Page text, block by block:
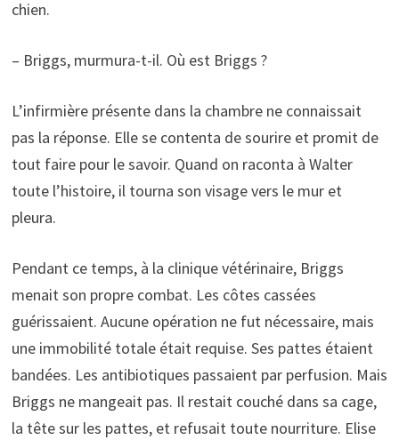
chien.
– Briggs, murmura-t-il. Où est Briggs ?
L’infirmière présente dans la chambre ne connaissait
pas la réponse. Elle se contenta de sourire et promit de
tout faire pour le savoir. Quand on raconta à Walter
toute l’histoire, il tourna son visage vers le mur et
pleura.
Pendant ce temps, à la clinique vétérinaire, Briggs
menait son propre combat. Les côtes cassées
guérissaient. Aucune opération ne fut nécessaire, mais
une immobilité totale était requise. Ses pattes étaient
bandées. Les antibiotiques passaient par perfusion. Mais
Briggs ne mangeait pas. Il restait couché dans sa cage,
la tête sur les pattes, et refusait toute nourriture. Elise